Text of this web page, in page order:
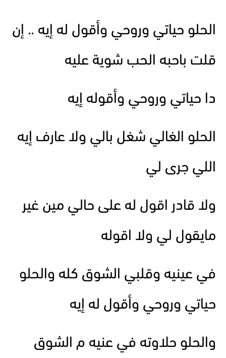
الحلو حياتي وروحي وأقول له إيه .. إن
قلت باحبه الحب شوية عليه
دا حياتي وروحي وأقوله إيه
الحلو الغالي شغل بالي ولا عارف إيه
اللي جرى لي
ولا قادر اقول له على حالي مين غير
مايقول لي ولا اقوله
في عينيه وقلبي الشوق كله والحلو
حياتي وروحي وأقول له إيه
والحلو حلاوته في عنيه م الشوق